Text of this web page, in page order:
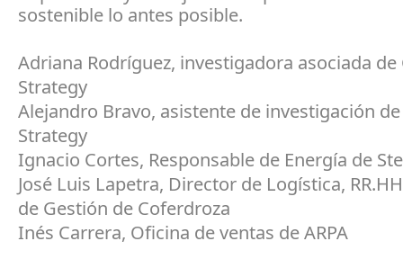
sostenible lo antes posible.
Adriana Rodríguez, investigadora asociada de
Strategy
Alejandro Bravo, asistente de investigación
Strategy
Ignacio Cortes, Responsable de Energía de
José Luis Lapetra, Director de Logística,
de Gestión de Coferdroza
Inés Carrera, Oficina de ventas de ARPA